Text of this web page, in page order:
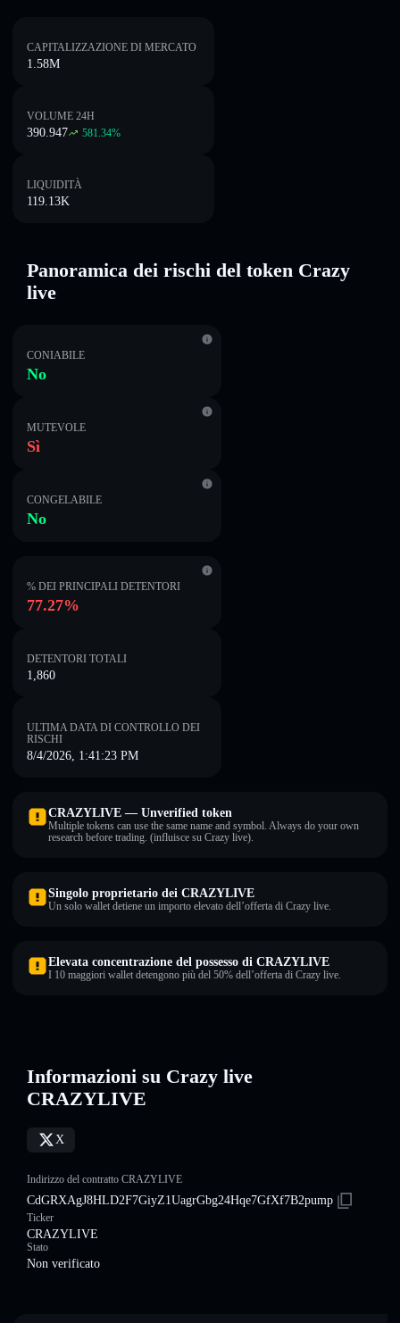
CAPITALIZZAZIONE DI MERCATO
1.58M
VOLUME 24H
390.947 581.34%
LIQUIDITÀ
119.13K
Panoramica dei rischi del token Crazy
live
CONIABILE
No
MUTEVOLE
Sì
CONGELABILE
No
% DEI PRINCIPALI DETENTORI
77.27%
DETENTORI TOTALI
1,860
ULTIMA DATA DI CONTROLLO DEI
RISCHI
8/4/2026, 1:41:23 PM
CRAZYLIVE — Unverified token
Multiple tokens can use the same name and symbol. Always do your own
research before trading. (influisce su Crazy live).
Singolo proprietario dei CRAZYLIVE
Un solo wallet detiene un importo elevato dell’offerta di Crazy live.
Elevata concentrazione del possesso di CRAZYLIVE
I 10 maggiori wallet detengono più del 50% dell’offerta di Crazy live.
Informazioni su Crazy live
CRAZYLIVE
X
Indirizzo del contratto CRAZYLIVE
CdGRXAgJ8HLD2F7GiyZ1UagrGbg24Hqe7GfXf7B2pump
Ticker
CRAZYLIVE
Stato
Non verificato